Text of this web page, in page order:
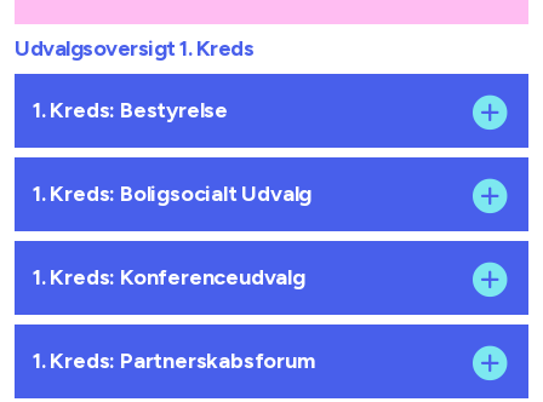
Udvalgsoversigt 1. Kreds
1. Kreds: Bestyrelse
1. Kreds: Boligsocialt Udvalg
1. Kreds: Konferenceudvalg
1. Kreds: Partnerskabsforum